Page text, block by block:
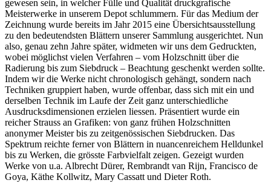
gewesen sein, in welcher Fülle und Qualität druckgrafische
Meisterwerke in unserem Depot schlummern. Für das Medium der
Zeichnung wurde bereits im Jahr 2015 eine Übersichtsausstellung
zu den bedeutendsten Blättern unserer Sammlung ausgerichtet. Nun
also, genau zehn Jahre später, widmeten wir uns dem Gedruckten,
wobei möglichst vielen Verfahren – vom Holzschnitt über die
Radierung bis zum Siebdruck – Beachtung geschenkt werden sollte.
Indem wir die Werke nicht chronologisch gehängt, sondern nach
Techniken gruppiert haben, wurde offenbar, dass sich mit ein und
derselben Technik im Laufe der Zeit ganz unterschiedliche
Ausdrucksdimensionen erzielen liessen. Präsentiert wurde ein
reicher Strauss an Grafiken: von ganz frühen Holzschnitten
anonymer Meister bis zu zeitgenössischen Siebdrucken. Das
Spektrum reichte ferner von Blättern in nuancenreichem Helldunkel
bis zu Werken, die grösste Farbvielfalt zeigen. Gezeigt wurden
Werke von u.a. Albrecht Dürer, Rembrandt van Rijn, Francisco de
Goya, Käthe Kollwitz, Mary Cassatt und Dieter Roth.